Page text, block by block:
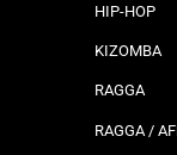
HIP-HOP
KIZOMBA
RAGGA
RAGGA /